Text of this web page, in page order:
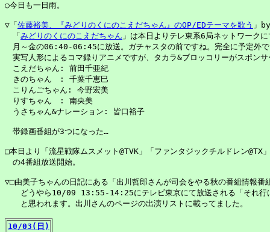
○今日も一日雨。
▽「 佐藤裕美、『みどりのくにのこえだちゃん』のOP/EDテーマを歌う 」
「 みどりのくにのこえだちゃん 」は本日よりテレ東系6局ネットワークに
月～金の06:40-06:45に放送。ガチャスタの前ですね。完全に予定外で
実写人形によるコマ録りアニメですが、タカラ&ブロッコリーがスポン
こえだちゃん: 前田千亜紀
きのちゃん　: 千葉千恵巳
こりんごちゃん: 今野宏美
りすちゃん　: 南央美
うさちゃん&ナレーション: 皆口裕子
帯録画番組が3つになった…
□本日より「流星戦隊ムスメット@TVK」「ファンタジックチルドレン@TX
の4番組放送開始。
▽□由美子ちゃんの日記にある「出川哲郎さんが司会をやる秋の番組情報番
どうやら10/09 13:55-14:25にテレビ東京にて放送される「それ行
と思われます。出川さんのページの出演リストに載ってました。
10/03(日)